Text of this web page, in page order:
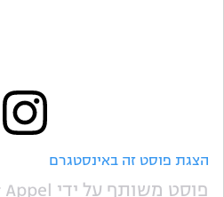
הצגת פוסט זה באינסטגרם
פוסט משותף על ידי ‏‎Naor Appel‎‏ (@‏‎naorappel‎‏)